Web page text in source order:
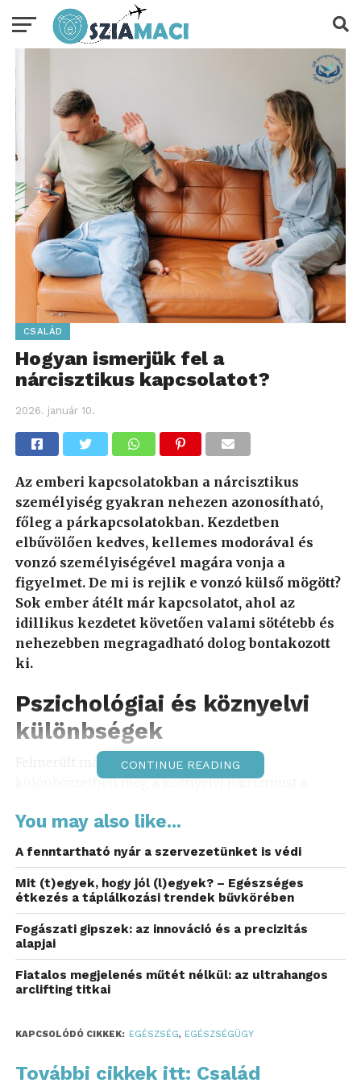
CSALÁD
Hogyan ismerjük fel a
nárcisztikus kapcsolatot?
2026. január 10.
Az emberi kapcsolatokban a nárcisztikus
személyiség gyakran nehezen azonosítható,
főleg a párkapcsolatokban. Kezdetben
elbűvölően kedves, kellemes modorával és
vonzó személyiségével magára vonja a
figyelmet. De mi is rejlik e vonzó külső mögött?
Sok ember átélt már kapcsolatot, ahol az
idillikus kezdetet követően valami sötétebb és
nehezebben megragadható dolog bontakozott
ki.
Pszichológiai és köznyelvi
különbségek
Felmerült már önben a kérdés, hogyan
különböztetheti meg a köznyelvi nárcizmust a
nárcizmus sokszor csupán önelégült, néha humoros
jelző, amit olyanokra aggatnak, akik szeretik
magukat mások előtt fényezni. Azonban a
pszichológiában az NPD, azaz nárcisztikus
személyiségzavar súlyos, akár kezelést igénylő
állapot. Ha felnőttkorban legalább öt jellemzőből
több is folyamatosan fennáll, mint például
grandiózus énkép vagy empátiahiány, akkor
felmerülhet a diagnózis lehetősége. Ha kíváncsi más
Az álarc mögött: a kapcsolat
CONTINUE READING
You may also like...
A fenntartható nyár a szervezetünket is védi
Mit (t)egyek, hogy jól (l)egyek? – Egészséges
étkezés a táplálkozási trendek bűvkörében
Fogászati gipszek: az innováció és a precizitás
alapjai
Fiatalos megjelenés műtét nélkül: az ultrahangos
arclifting titkai
KAPCSOLÓDÓ CIKKEK: EGÉSZSÉG, EGÉSZSÉGÜGY
További cikkek itt: Család